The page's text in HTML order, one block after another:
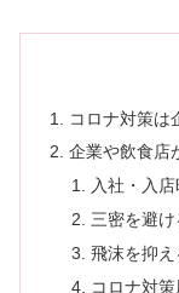
コロナ対策は
企業や飲食店
入社・入
三密を避け
飛沫を抑え
コロナ対